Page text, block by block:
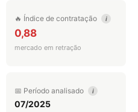
🔥 Índice de contratação i
0,88
mercado em retração
📅 Período analisado i
07/2025